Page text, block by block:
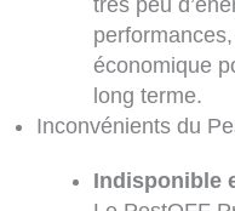
économique
long terme.
Inconvénients du
Indisponible